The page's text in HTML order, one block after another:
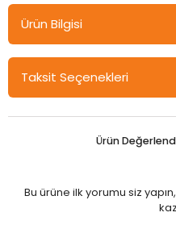
Ürün Bilgisi
Nobel Türkiye Ekonomisi ve
Nobel Bilimsel Eserler
başlayan, ardından dijital
gerek dünya ölçeğinde
hacminin artmasıyla beraber,
yoluna girmiş bulunmaktadır.
Taksit Seçenekleri
Ürün
Bu ürüne ilk yorumu siz